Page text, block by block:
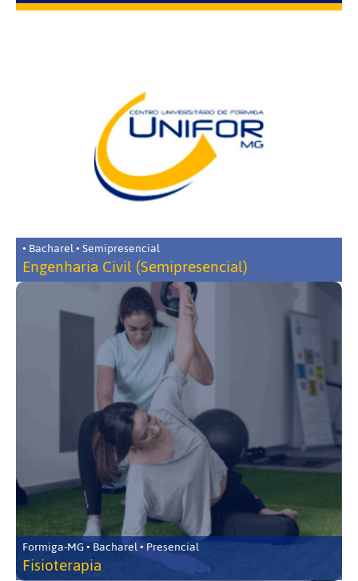
• Bacharel • Semipresencial
Engenharia Civil (Semipresencial)
Formiga-MG • Bacharel • Presencial
Fisioterapia